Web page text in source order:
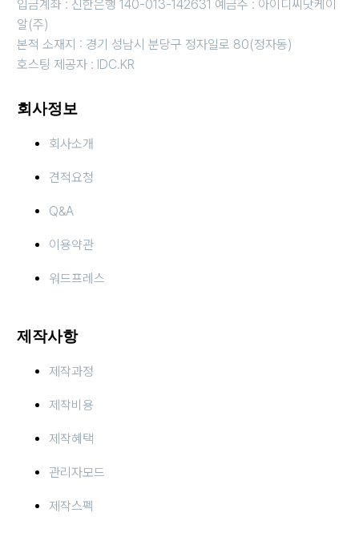
입금계좌 : 신한은행 140-013-142631 예금주 : 아이디씨닷케이
알(주)
본적 소재지 : 경기 성남시 분당구 정자일로 80(정자동)
호스팅 제공자 : IDC.KR
회사정보
회사소개
견적요청
Q&A
이용약관
워드프레스
제작사항
제작과정
제작비용
제작혜택
관리자모드
제작스펙